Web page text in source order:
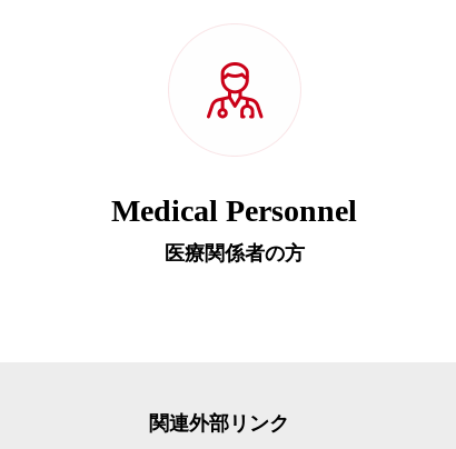
Medical Personnel
医療関係者の方
関連外部リンク